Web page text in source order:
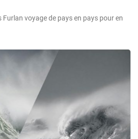
voyage de pays en pays pour en